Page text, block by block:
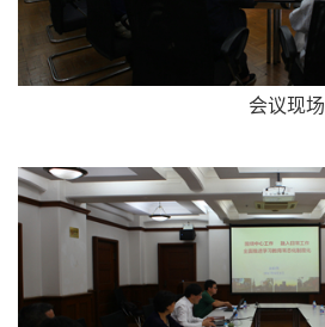
会议现场